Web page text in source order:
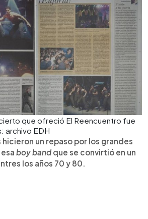
que ofreció El Reencuentro fue
archivo EDH
un repaso por los grandes
boy band que se convirtió en un
los años 70 y 80.